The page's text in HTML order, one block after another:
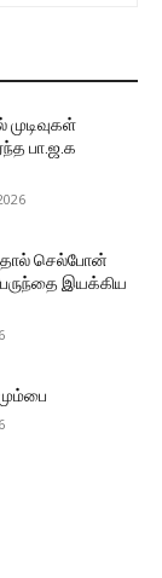
பா.ஜ.க
செல்போன்
இயக்கிய